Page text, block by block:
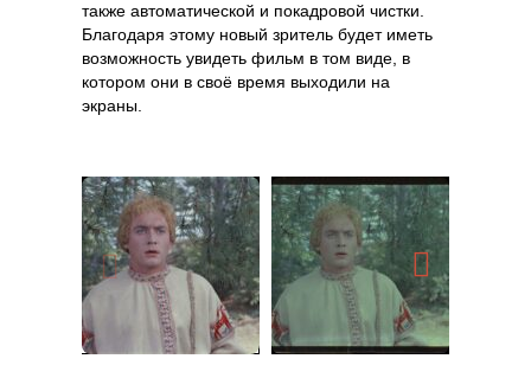
также автоматической и покадровой чистки.
Благодаря этому новый зритель будет иметь
возможность увидеть фильм в том виде, в
котором они в своё время выходили на
экраны.